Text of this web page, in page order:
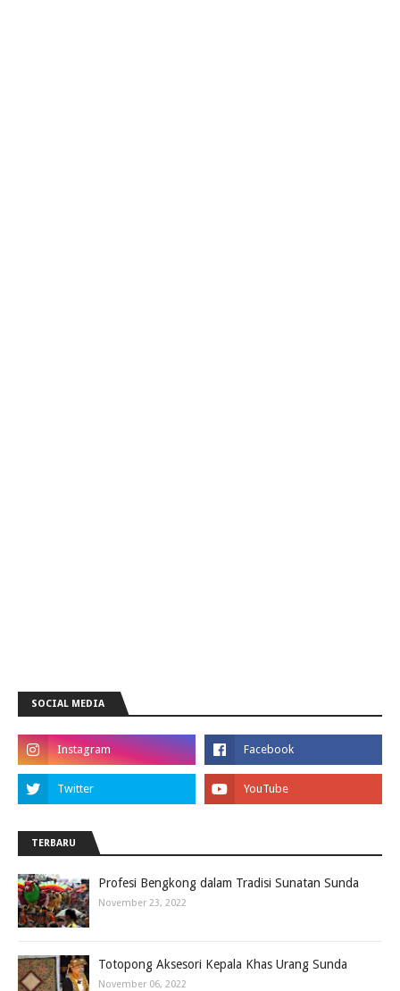
SOCIAL MEDIA
TERBARU
Profesi Bengkong dalam Tradisi Sunatan Sunda
November 23, 2022
Totopong Aksesori Kepala Khas Urang Sunda
November 06, 2022